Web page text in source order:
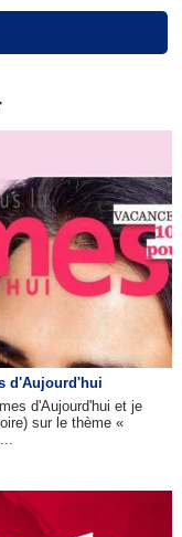
d'Aujourd'hui
d'Aujourd'hui et je
sur le thème «